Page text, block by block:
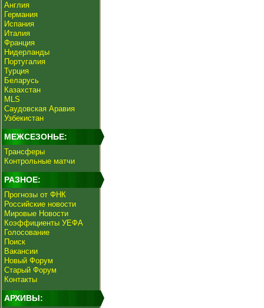
Англия
Германия
Испания
Италия
Франция
Нидерланды
Португалия
Турция
Беларусь
Казахстан
MLS
Саудовская Аравия
Узбекистан
МЕЖСЕЗОНЬЕ:
Трансферы
Контрольные матчи
РАЗНОЕ:
Прогнозы от ФНК
Российские новости
Мировые Новости
Коэффициенты УЕФА
Голосование
Поиск
Вакансии
Новый Форум
Старый Форум
Контакты
АРХИВЫ: